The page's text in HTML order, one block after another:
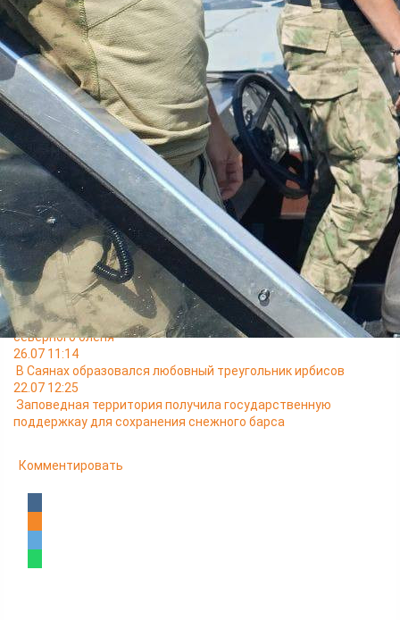
акваториях Красноярского водохранилища, реки Енисей, а
также озера Шира.
Во время рейда выявлены десятки нарушений нормативов
эксплуатации водного транспорта, 3 судоводителя
отстранены от управления маломерными судами, проведены
беседы с гражданами о недопустимости нарушений
требований безопасности нахождения на воде и
эксплуатации маломерного флота, сообщили в Западно-
Сибирской транспортной прокуратуре.
Читайте также
29.07 11:48
В главке МЧС рассказали о повышении уровня воды в реках
на юге Красноярского края
29.07 08:42
Медведица с двумя медвежатами попала в объектив
фоторегистратора
28.07 14:35
В Саянах продолжается изучение краснокнижного лесного
северного оленя
26.07 11:14
В Саянах образовался любовный треугольник ирбисов
22.07 12:25
Заповедная территория получила государственную
поддержкау для сохранения снежного барса
Комментировать